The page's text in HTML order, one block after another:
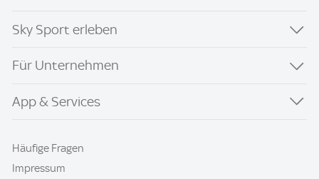
Sky Sport erleben
Für Unternehmen
App & Services
Häufige Fragen
Impressum